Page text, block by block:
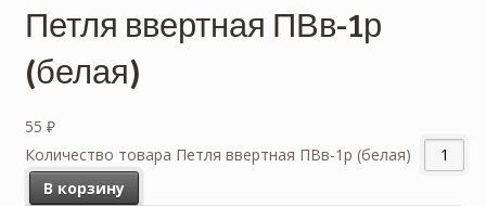
Петля ввертная ПВв-1р
(белая)
55 ₽
Количество товара Петля ввертная ПВв-1р (белая)
В корзину